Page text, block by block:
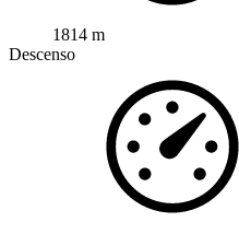
1814 m
Descenso